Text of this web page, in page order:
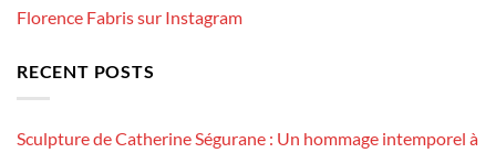
Florence Fabris sur Instagram
RECENT POSTS
Sculpture de Catherine Ségurane : Un hommage intemporel à